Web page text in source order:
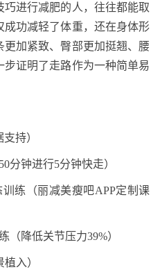
进行减肥的人，往往都能取
功减轻了体重，还在身体形
加紧致、臀部更加挺翘、腰
步证明了走路作为一种简单易
持）
50分钟进行5分钟快走）
练（丽减美瘦吧APP定制课
（降低关节压力39%）
植入）